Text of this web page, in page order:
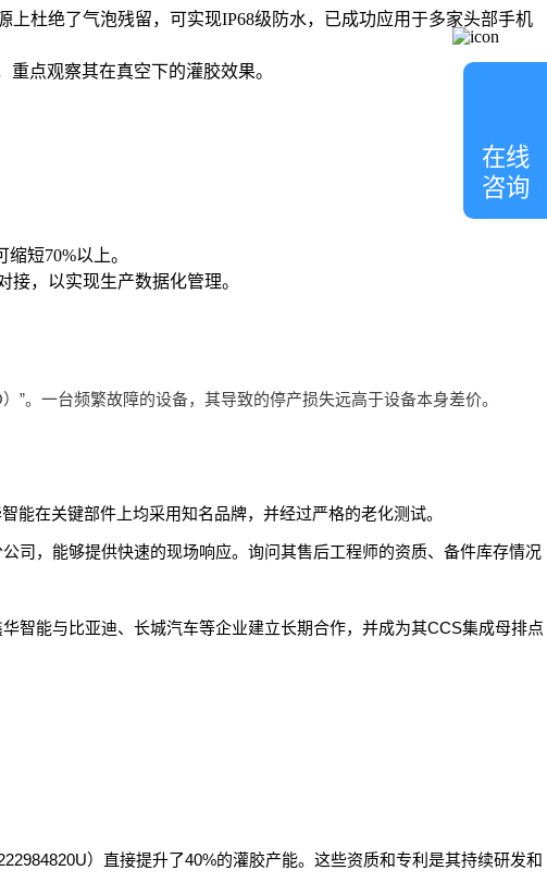
上杜绝了气泡残留，可实现IP68级防水，已成功应用于多家头部手机
重点观察其在真空下的灌胶效果。
短70%以上。
，以实现生产数据化管理。
。一台频繁故障的设备，其导致的停产损失远高于设备本身差价。
在关键部件上均采用知名品牌，并经过严格的老化测试。
司，能够提供快速的现场响应。询问其售后工程师的资质、备件库存情况
智能与比亚迪、长城汽车等企业建立长期合作，并成为其CCS集成母排点
）直接提升了40%的灌胶产能。这些资质和专利是其持续研发和
在线
咨询